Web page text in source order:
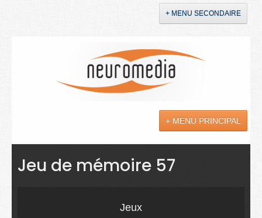
+ MENU SECONDAIRE
+ MENU PRINCIPAL
Actualités
Jeu de mémoire 57
Jeux